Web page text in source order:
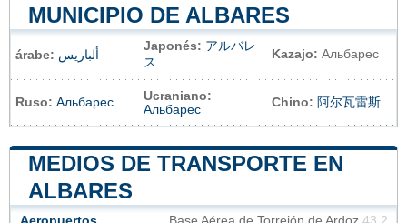
MUNICIPIO DE ALBARES
árabe: ألباريس
Japonés: アルバレ
ス
Kazajo: Альбарес
Ruso: Альбарес
Ucraniano:
Альбарес
Chino: 阿尔瓦雷斯
MEDIOS DE TRANSPORTE EN
ALBARES